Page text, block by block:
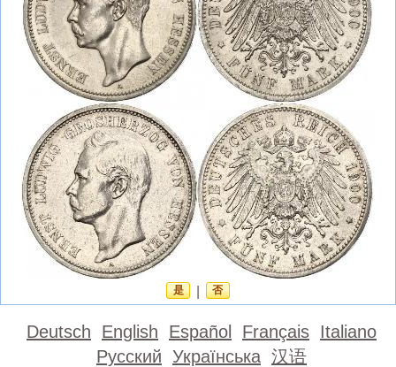
是 否
Deutsch English Español Français Italiano
Русский Українська 汉语